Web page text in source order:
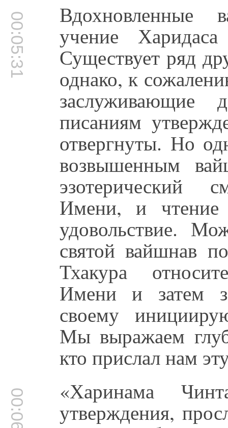
00:05:31 Вдохновленные
учение
Существует ряд
однако, к
заслуживающие
писаниям
отвергнуты. Но
возвышенным
эзотерический
Имени, и чтение
удовольствие.
святой вайшнав
Тхакура
Имени и затем
своему
Мы выражаем
кто прислал нам
«Харинама
утверждения,